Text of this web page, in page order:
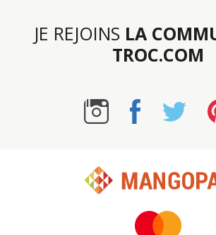
JE REJOINS LA
TROC.COM